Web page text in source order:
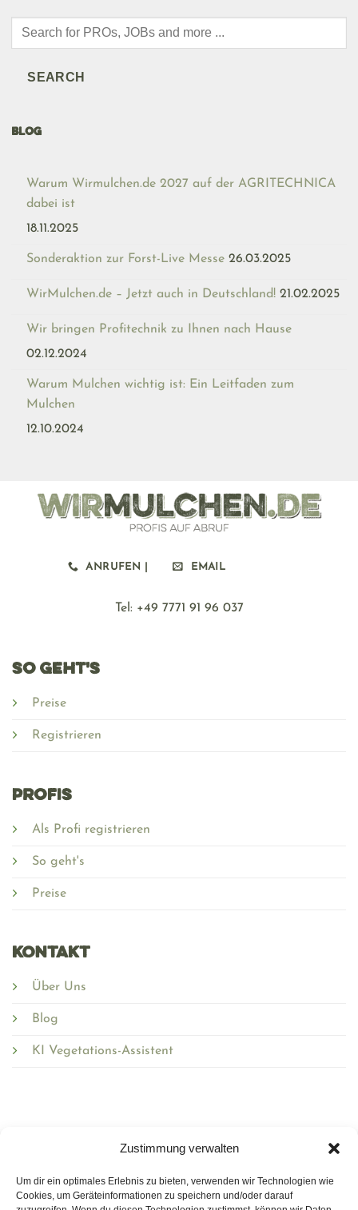
Zustimmung verwalten
Um dir ein optimales Erlebnis zu bieten, verwenden wir Technologien wie
Cookies, um Geräteinformationen zu speichern und/oder darauf
Products
SEARCH
BLOG
Warum Wirmulchen.de 2027 auf der AGRITECHNICA
dabei ist
18.11.2025
Sonderaktion zur Forst-Live Messe 26.03.2025
WirMulchen.de – Jetzt auch in Deutschland! 21.02.2025
Wir bringen Profitechnik zu Ihnen nach Hause
02.12.2024
Warum Mulchen wichtig ist: Ein Leitfaden zum
Mulchen
12.10.2024
ANRUFEN | EMAIL
Tel: ‪+49 7771 91 96 037
SO GEHT'S
Preise
Registrieren
PROFIS
Als Profi registrieren
So geht's
Preise
Kontakt
Über Uns
Blog
KI Vegetations-Assistent
Wirmulchen.de